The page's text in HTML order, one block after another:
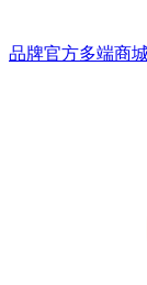
品牌官方多端商